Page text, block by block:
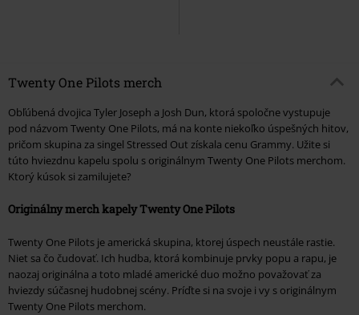
Twenty One Pilots merch
Obľúbená dvojica Tyler Joseph a Josh Dun, ktorá spoločne vystupuje
pod názvom Twenty One Pilots, má na konte niekoľko úspešných hitov,
pričom skupina za singel Stressed Out získala cenu Grammy. Užite si
túto hviezdnu kapelu spolu s originálnym Twenty One Pilots merchom.
Ktorý kúsok si zamilujete?
Originálny merch kapely Twenty One Pilots
Twenty One Pilots je americká skupina, ktorej úspech neustále rastie.
Niet sa čo čudovať. Ich hudba, ktorá kombinuje prvky popu a rapu, je
naozaj originálna a toto mladé americké duo možno považovať za
hviezdy súčasnej hudobnej scény. Príďte si na svoje i vy s originálnym
Twenty One Pilots merchom.